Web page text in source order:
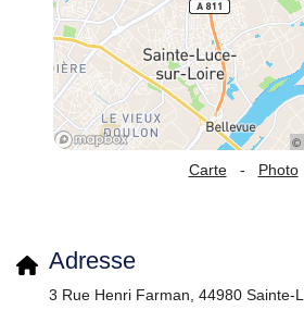
Carte - Photo
Adresse
3 Rue Henri Farman, 44980 Sainte-